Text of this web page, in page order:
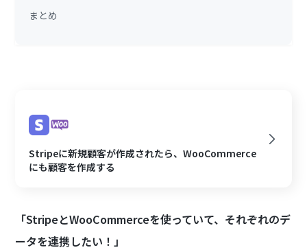
まとめ
Stripeに新規顧客が作成されたら、WooCommerce
にも顧客を作成する
「StripeとWooCommerceを使っていて、それぞれのデ
ータを連携したい！」